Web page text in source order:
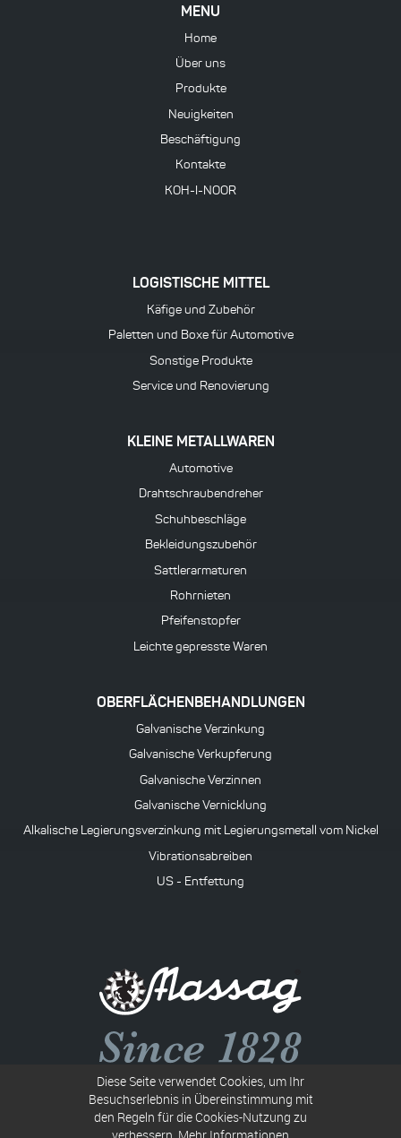
MENU
Home
Über uns
Produkte
Neuigkeiten
Beschäftigung
Kontakte
KOH-I-NOOR
LOGISTISCHE MITTEL
Käfige und Zubehör
Paletten und Boxe für Automotive
Sonstige Produkte
Service und Renovierung
KLEINE METALLWAREN
Automotive
Drahtschraubendreher
Schuhbeschläge
Bekleidungszubehör
Sattlerarmaturen
Rohrnieten
Pfeifenstopfer
Leichte gepresste Waren
OBERFLÄCHENBEHANDLUNGEN
Galvanische Verzinkung
Galvanische Verkupferung
Galvanische Verzinnen
Galvanische Vernicklung
Alkalische Legierungsverzinkung mit Legierungsmetall vom Nickel
Vibrationsabreiben
US - Entfettung
Společnost B 117 vedená u Krajského soudu v Ostravě
Ident-Nr.: 00010367
Diese Seite verwendet Cookies, um Ihr
Besuchserlebnis in Übereinstimmung mit
den Regeln für die Cookies-Nutzung zu
verbessern. Mehr Informationen